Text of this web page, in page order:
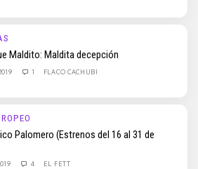
Maldito: Maldita decepción
1 FLACO CACHUBI
Palomero (Estrenos del 16 al 31 de
4 EL FETT